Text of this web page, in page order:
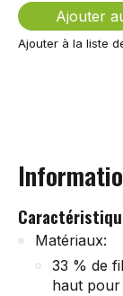
Ajouter
Ajouter à la liste
Matériaux:
33 % de
haut